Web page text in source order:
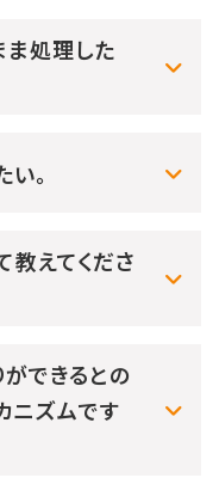
ま処理した
。
えてくださ
できるとの
ニズムです